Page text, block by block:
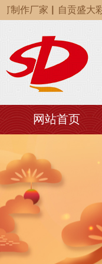
作厂家▏自贡盛大彩
作厂家▏自贡盛大彩
网站首页